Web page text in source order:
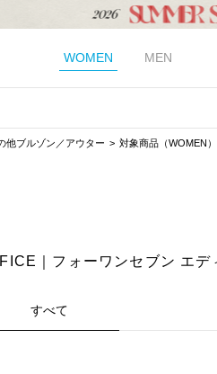
WOMEN MEN
他ブルゾン／アウター 対象商品（WOMEN）
｜フォーワンセブン エデ
すべて